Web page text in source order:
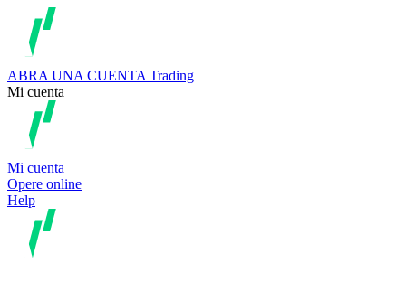
ABRA UNA CUENTA Trading
Mi cuenta
Mi cuenta
Opere online
Help